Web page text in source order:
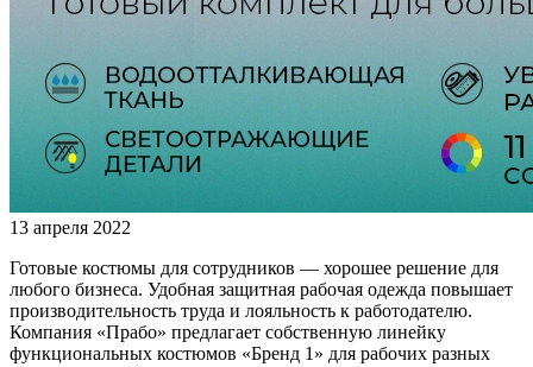
13 апреля 2022
Готовые костюмы для сотрудников — хорошее решение для
любого бизнеса. Удобная защитная рабочая одежда повышает
производительность труда и лояльность к работодателю.
Компания «Прабо» предлагает собственную линейку
функциональных костюмов «Бренд 1» для рабочих разных